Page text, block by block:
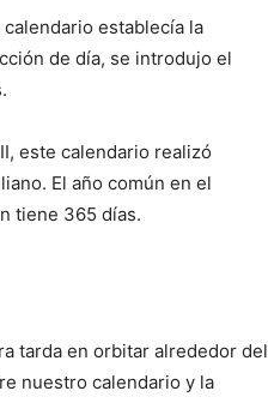
establecía la
de día, se introdujo el
este calendario realizó
El año común en el
tiene 365 días.
tarda en orbitar alrededor del
nuestro calendario y la